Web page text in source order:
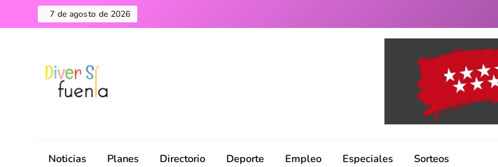
al
7 de agosto de 2026
Diversifuenla – Tu medio digital de referencia en Fuenlabrada. Noticias, eventos
Noticias
Planes Directorio Deporte Empleo Especiales Sorteos